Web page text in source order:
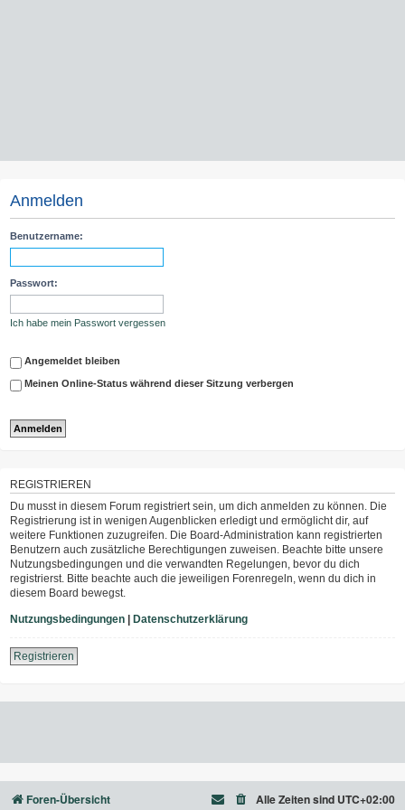
Anmelden
Benutzername:
Passwort:
Ich habe mein Passwort vergessen
Angemeldet bleiben
Meinen Online-Status während dieser Sitzung verbergen
REGISTRIEREN
Du musst in diesem Forum registriert sein, um dich anmelden zu können. Die
Registrierung ist in wenigen Augenblicken erledigt und ermöglicht dir, auf
weitere Funktionen zuzugreifen. Die Board-Administration kann registrierten
Benutzern auch zusätzliche Berechtigungen zuweisen. Beachte bitte unsere
Nutzungsbedingungen und die verwandten Regelungen, bevor du dich
registrierst. Bitte beachte auch die jeweiligen Forenregeln, wenn du dich in
diesem Board bewegst.
Nutzungsbedingungen | Datenschutzerklärung
Registrieren
Foren-Übersicht Alle Zeiten sind UTC+02:00